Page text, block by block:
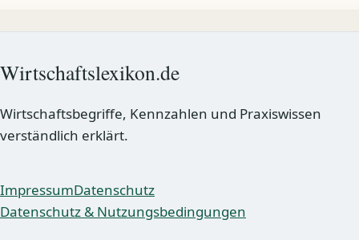
Wirtschaftslexikon.de
Wirtschaftsbegriffe, Kennzahlen und Praxiswissen
verständlich erklärt.
ImpressumDatenschutz
Datenschutz & Nutzungsbedingungen